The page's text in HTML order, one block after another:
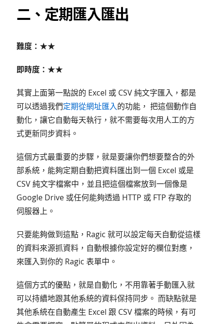
二、定期匯入匯出
難度：★★
即時度：★★
其實上面第一點說的 Excel 或 CSV 純文字匯入，都是
可以透過我們定期從網址匯入的功能， 把這個動作自
動化，讓它自動每天執行，就不需要每次用人工的方
式更新同步資料。
這個方式最重要的步驟，就是要讓你們想要整合的外
部系統，能夠定期自動把資料匯出到一個 Excel 或是
CSV 純文字檔案中，並且把這個檔案放到一個像是
Google Drive 或任何能夠透過 HTTP 或 FTP 存取的
伺服器上。
只要能夠做到這點，Ragic 就可以設定每天自動從這樣
的資料來源抓資料，自動根據你設定好的欄位對應，
來匯入到你的 Ragic 表單中。
這個方式的優點，就是自動化，不用靠著手動匯入就
可以持續地跟其他系統的資料保持同步。 而缺點就是
其他系統在自動產生 Excel 跟 CSV 檔案的時候，有可